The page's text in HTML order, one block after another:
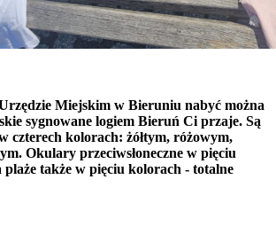
Miejskim w Bieruniu nabyć można
sygnowane logiem Bieruń Ci przaje. Są
czterech kolorach: żółtym, różowym,
Okulary przeciwsłoneczne w pięciu
także w pięciu kolorach - totalne